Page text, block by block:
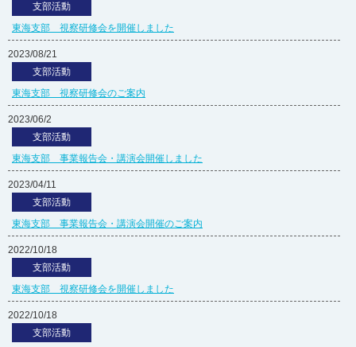
支部活動
東海支部 視察研修会を開催しました
2023/08/21
支部活動
東海支部 視察研修会のご案内
2023/06/2
支部活動
東海支部 事業報告会・講演会開催しました
2023/04/11
支部活動
東海支部 事業報告会・講演会開催のご案内
2022/10/18
支部活動
東海支部 視察研修会を開催しました
2022/10/18
支部活動